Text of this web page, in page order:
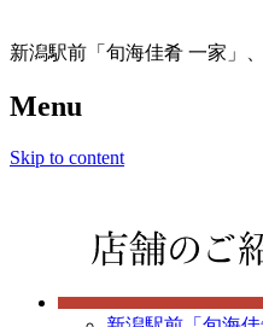
新潟駅前「旬海佳肴 一家」
Menu
Skip to content